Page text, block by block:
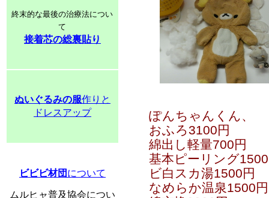
終末的な最後の治療法につい
て
接着芯の総裏貼り
ぬいぐるみの服作りと
ドレスアップ
ビビビ材団 について
ムルヒャ普及協会につい
ぽんちゃんくん、
おふろ3100円
綿出し軽量700円
基本ピーリング
ビ白スカ湯1500円
なめらか温泉1500円